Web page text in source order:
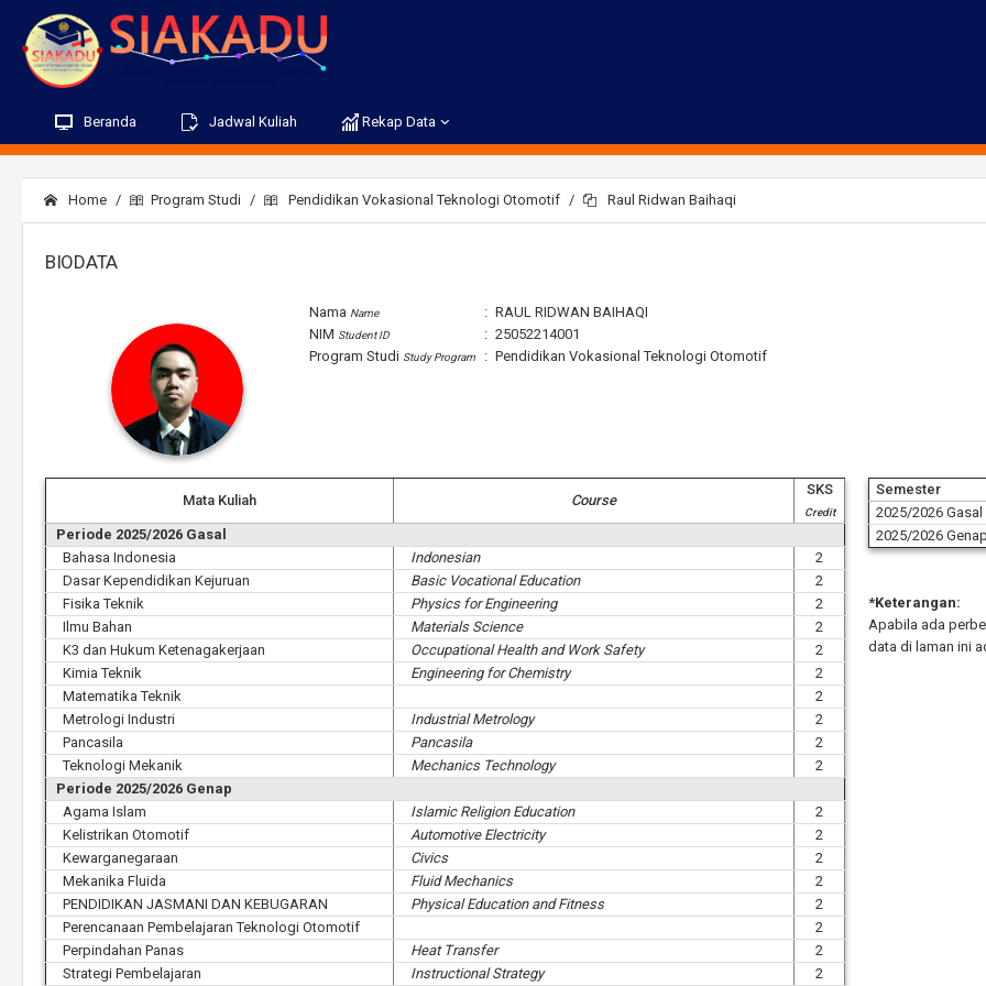
Beranda Jadwal Kuliah Rekap Data
Home Program Studi Pendidikan Vokasional Teknologi Otomotif Raul Ridwan Baihaqi
BIODATA
Nama Name : RAUL RIDWAN BAIHAQI
NIM Student ID : 25052214001
Program Studi Study Program : Pendidikan Vokasional Teknologi Otomotif
Mata Kuliah Course
SKS
Credit
Periode 2025/2026 Gasal
Bahasa Indonesia
Indonesian
2
Dasar Kependidikan Kejuruan
Basic Vocational Education
2
Fisika Teknik
Physics for Engineering
2
Ilmu Bahan
Materials Science
2
K3 dan Hukum Ketenagakerjaan
Occupational Health and Work Safety
2
Kimia Teknik
Engineering for Chemistry
2
Matematika Teknik
2
Metrologi Industri
Industrial Metrology
2
Pancasila
Pancasila
2
Teknologi Mekanik
Mechanics Technology
2
Periode 2025/2026 Genap
Agama Islam
Islamic Religion Education
2
Kelistrikan Otomotif
Automotive Electricity
2
Kewarganegaraan
Civics
2
Mekanika Fluida
Fluid Mechanics
2
PENDIDIKAN JASMANI DAN KEBUGARAN
Physical Education and Fitness
2
Perencanaan Pembelajaran Teknologi Otomotif
2
Perpindahan Panas
Heat Transfer
2
Strategi Pembelajaran
Instructional Strategy 2
Semester
2025/2026 Gasal
2025/2026 Genap
*Keterangan:
Apabila ada
data di laman ini